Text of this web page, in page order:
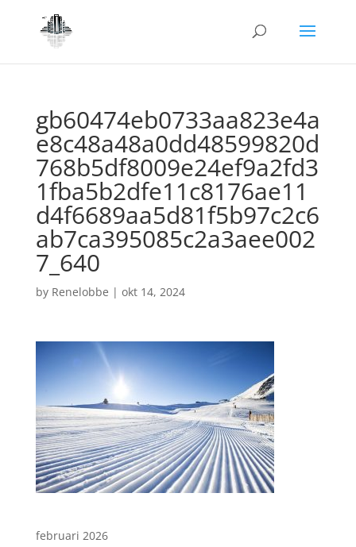
gb60474eb0733aa823e4a
e8c48a48a0dd48599820d
768b5df8009e24ef9a2fd3
1fba5b2dfe11c8176ae11
d4f6689aa5d81f5b97c2c6
ab7ca395085c2a3aee002
7_640
by Renelobbe | okt 14, 2024
februari 2026